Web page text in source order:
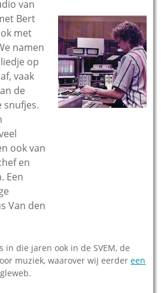
van
Bert
met
namen
op
vaak
de
snufjes.
ook van
en
Een
Van den
in die jaren ook in de SVEM, de
muziek, waarover wij eerdereen